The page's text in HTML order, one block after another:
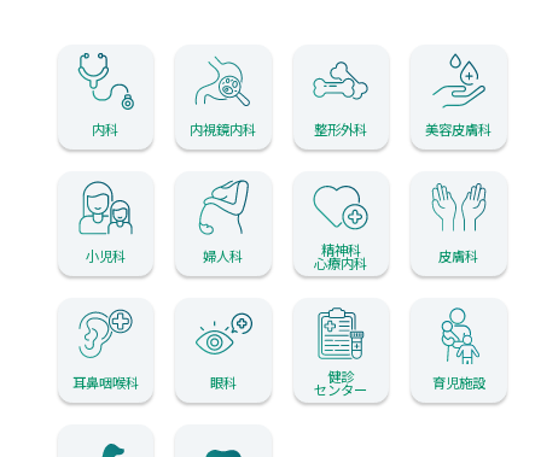
内科 内視鏡内科 整形外科 美容皮膚科
小児科 婦人科 精神科
心療内科 皮膚科
耳鼻咽喉科 眼科 健診
センター 育児施設